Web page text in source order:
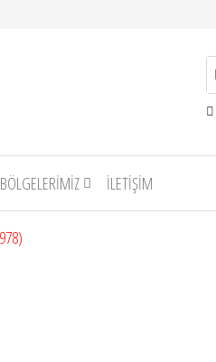
Vitra
Artema
BÖLGELERİMİZ İLETIŞIM